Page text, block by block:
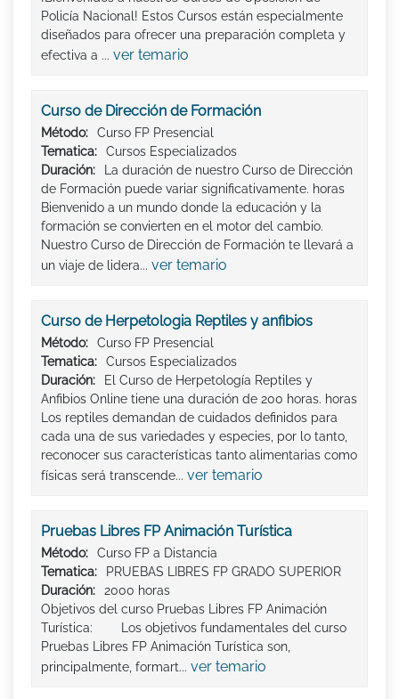
Policía Nacional! Estos Cursos están especialmente
diseñados para ofrecer una preparación completa y
efectiva a ... ver temario
Curso de Dirección de Formación
Método:
Curso FP Presencial
Tematica:
Cursos Especializados
Duración:
La duración de nuestro Curso de Dirección
de Formación puede variar significativamente. horas
Bienvenido a un mundo donde la educación y la
formación se convierten en el motor del cambio.
Nuestro Curso de Dirección de Formación te llevará a
un viaje de lidera... ver temario
Curso de Herpetologia Reptiles y anfibios
Método:
Curso FP Presencial
Tematica:
Cursos Especializados
Duración:
El Curso de Herpetología Reptiles y
Anfibios Online tiene una duración de 200 horas. horas
Los reptiles demandan de cuidados definidos para
cada una de sus variedades y especies, por lo tanto,
reconocer sus características tanto alimentarias como
físicas será transcende... ver temario
Pruebas Libres FP Animación Turística
Método:
Curso FP a Distancia
Tematica:
PRUEBAS LIBRES FP GRADO SUPERIOR
Duración:
2000 horas
Objetivos del curso Pruebas Libres FP Animación
Turística: Los objetivos fundamentales del curso
Pruebas Libres FP Animación Turística son,
principalmente, formart... ver temario